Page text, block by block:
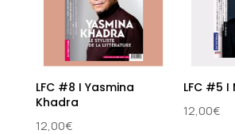
LFC #8 I Yasmina
Khadra
12,00€
LFC #5
12,00€